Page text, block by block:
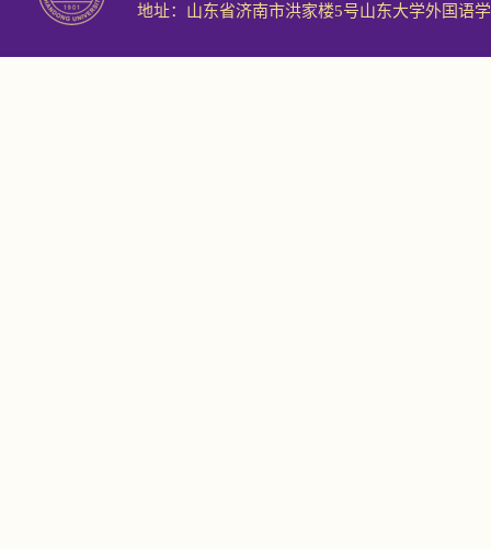
地址：山东省济南市洪家楼5号山东大学外国语